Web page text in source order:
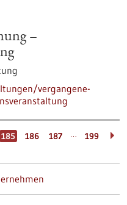
–
vergangene-
185 186 187 … 199